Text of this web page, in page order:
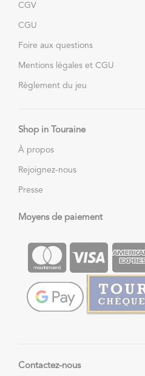
CGV
CGU
Foire aux questions
Mentions légales et CGU
Règlement du jeu
Shop in Touraine
À propos
Rejoignez-nous
Presse
Moyens de paiement
Contactez-nous